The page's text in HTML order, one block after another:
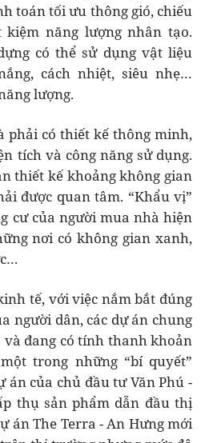
toán tối ưu thông gió, chiếu
năng lượng nhân tạo.
có thể sử dụng vật liệu
cách nhiệt, siêu nhẹ…
lượng.
phải có thiết kế thông minh,
tích và công năng sử dụng.
thiết kế khoảng không gian
được quan tâm. “Khẩu vị”
cư của người mua nhà hiện
nơi có không gian xanh,
tế, với việc nắm bắt đúng
người dân, các dự án chung
và đang có tính thanh khoản
trong những “bí quyết”
án của chủ đầu tư Văn Phú -
thụ sản phẩm dẫn đầu thị
án The Terra - An Hưng mới